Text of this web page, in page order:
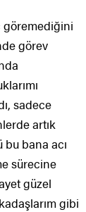
göremediğini
görev
sadece
artık
bana acı
sürecine
güzel
gibi